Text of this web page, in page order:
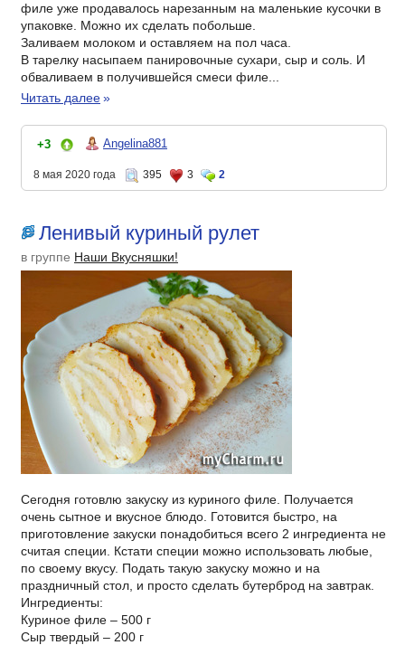
филе уже продавалось нарезанным на маленькие кусочки в
упаковке. Можно их сделать побольше.
Заливаем молоком и оставляем на пол часа.
В тарелку насыпаем панировочные сухари, сыр и соль. И
обваливаем в получившейся смеси филе...
Читать далее»
+3 Angelina881
8 мая 2020 года 395 3 2
Ленивый куриный рулет
в группе Наши Вкусняшки!
Сегодня готовлю закуску из куриного филе. Получается
очень сытное и вкусное блюдо. Готовится быстро, на
приготовление закуски понадобиться всего 2 ингредиента не
считая специи. Кстати специи можно использовать любые,
по своему вкусу. Подать такую закуску можно и на
праздничный стол, и просто сделать бутерброд на завтрак.
Ингредиенты:
Куриное филе – 500 г
Сыр твердый – 200 г